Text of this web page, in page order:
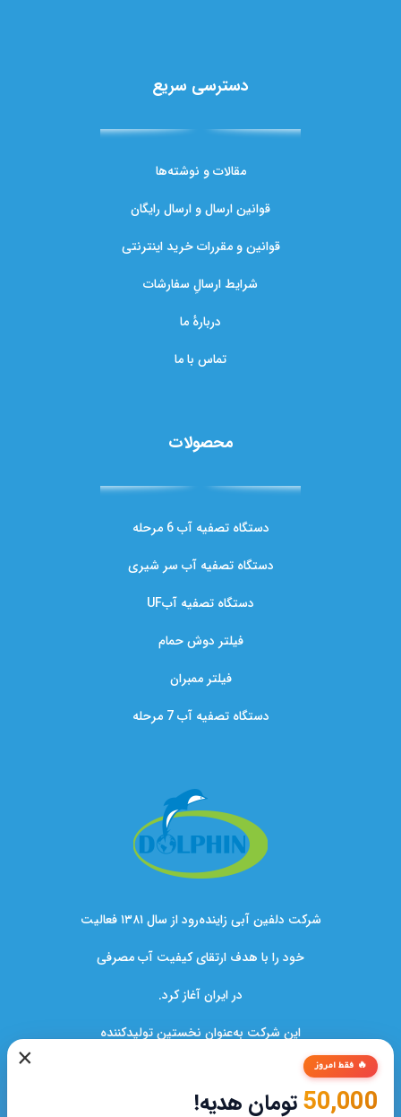
دسترسی سریع
مقالات و نوشته‌ها
قوانین ارسال و ارسال رایگان
قوانین و مقررات خرید اینترنتی
شرایط ارسالِ سفارشات
دربارهٔ ما
تماس با ما
محصولات
دستگاه تصفیه آب 6 مرحله
دستگاه تصفیه آب سر شیری
دستگاه تصفیه آبUF
فیلتر دوش حمام
فیلتر ممبران
دستگاه تصفیه آب 7 مرحله
شرکت دلفین آبی زاینده‌رود از سال ۱۳۸۱ فعالیت
خود را با هدف ارتقای کیفیت آب مصرفی
در ایران آغاز کرد.
این شرکت به‌عنوان نخستین تولیدکننده
دستگاه‌های تصفیه آب در کشور،نقشی کلیدی
در بهبود سلامت خانواده‌ها و صنایع ایفا کرده است.
× 🔥 فقط امروز
50,000تومان هدیه!